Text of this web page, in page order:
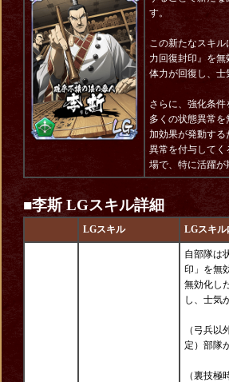
す。
この新たなスキ
力回復封印』を
体力が回復し、士
さらに、強化条件
多くの状態異常
加効果が発動す
異常を付与して
場で、特に活躍が
■李斯 LGスキル詳細
LGスキル LGスキル
自部隊は
印」を無
無効化し
し、士気
（弓兵以
定）部隊
（裏技極